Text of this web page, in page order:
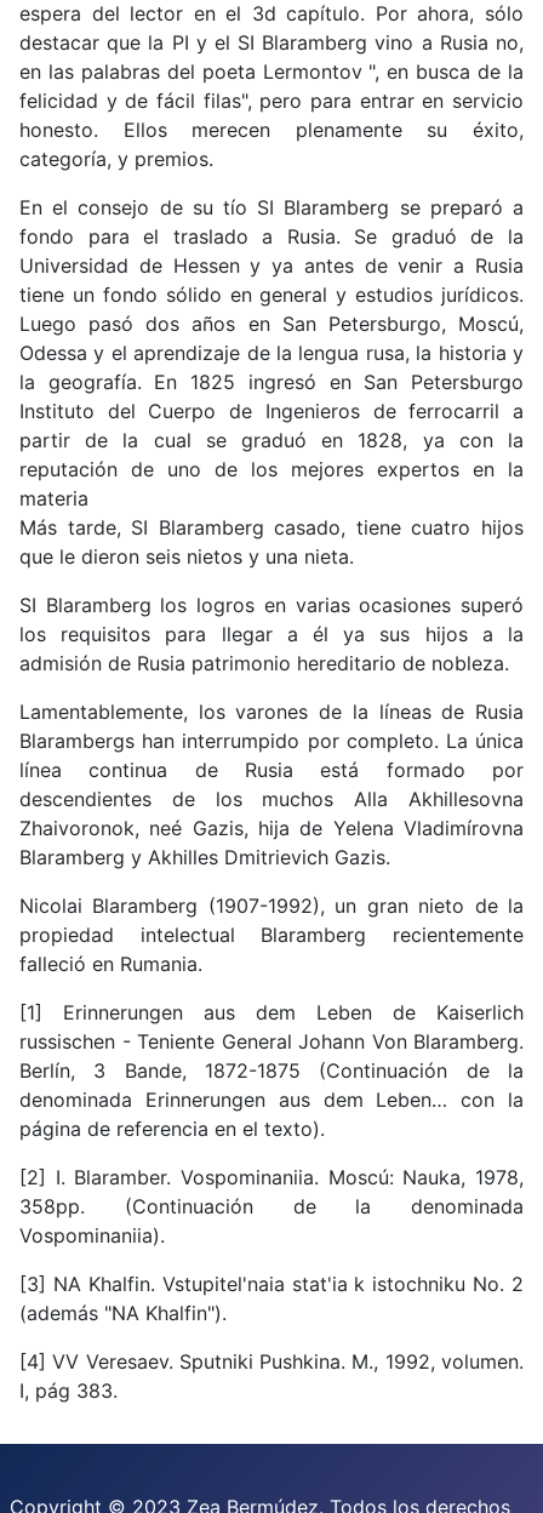
espera del lector en el 3d capítulo. Por ahora, sólo
destacar que la PI y el SI Blaramberg vino a Rusia no,
en las palabras del poeta Lermontov ", en busca de la
felicidad y de fácil filas", pero para entrar en servicio
honesto. Ellos merecen plenamente su éxito,
categoría, y premios.
En el consejo de su tío SI Blaramberg se preparó a
fondo para el traslado a Rusia. Se graduó de la
Universidad de Hessen y ya antes de venir a Rusia
tiene un fondo sólido en general y estudios jurídicos.
Luego pasó dos años en San Petersburgo, Moscú,
Odessa y el aprendizaje de la lengua rusa, la historia y
la geografía. En 1825 ingresó en San Petersburgo
Instituto del Cuerpo de Ingenieros de ferrocarril a
partir de la cual se graduó en 1828, ya con la
reputación de uno de los mejores expertos en la
materia
Más tarde, SI Blaramberg casado, tiene cuatro hijos
que le dieron seis nietos y una nieta.
SI Blaramberg los logros en varias ocasiones superó
los requisitos para llegar a él ya sus hijos a la
admisión de Rusia patrimonio hereditario de nobleza.
Lamentablemente, los varones de la líneas de Rusia
Blarambergs han interrumpido por completo. La única
línea continua de Rusia está formado por
descendientes de los muchos Alla Akhillesovna
Zhaivoronok, neé Gazis, hija de Yelena Vladimírovna
Blaramberg y Akhilles Dmitrievich Gazis.
Nicolai Blaramberg (1907-1992), un gran nieto de la
propiedad intelectual Blaramberg recientemente
falleció en Rumania.
[1] Erinnerungen aus dem Leben de Kaiserlich
russischen - Teniente General Johann Von Blaramberg.
Berlín, 3 Bande, 1872-1875 (Continuación de la
denominada Erinnerungen aus dem Leben… con la
página de referencia en el texto).
[2] I. Blaramber. Vospominaniia. Moscú: Nauka, 1978,
358pp. (Continuación de la denominada
Vospominaniia).
[3] NA Khalfin. Vstupitel'naia stat'ia k istochniku No. 2
(además "NA Khalfin").
[4] VV Veresaev. Sputniki Pushkina. M., 1992, volumen.
I, pág 383.
Copyright © 2023 Zea Bermúdez. Todos los derechos